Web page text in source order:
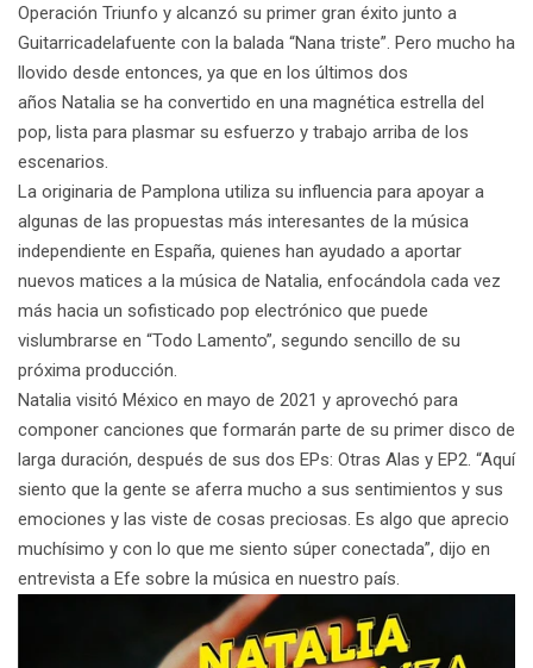
Operación Triunfo y alcanzó su primer gran éxito junto a
Guitarricadelafuente con la balada “Nana triste”. Pero mucho ha
llovido desde entonces, ya que en los últimos dos
años Natalia se ha convertido en una magnética estrella del
pop, lista para plasmar su esfuerzo y trabajo arriba de los
escenarios.
La originaria de Pamplona utiliza su influencia para apoyar a
algunas de las propuestas más interesantes de la música
independiente en España, quienes han ayudado a aportar
nuevos matices a la música de Natalia, enfocándola cada vez
más hacia un sofisticado pop electrónico que puede
vislumbrarse en “Todo Lamento”, segundo sencillo de su
próxima producción.
Natalia visitó México en mayo de 2021 y aprovechó para
componer canciones que formarán parte de su primer disco de
larga duración, después de sus dos EPs: Otras Alas y EP2. “Aquí
siento que la gente se aferra mucho a sus sentimientos y sus
emociones y las viste de cosas preciosas. Es algo que aprecio
muchísimo y con lo que me siento súper conectada”, dijo en
entrevista a Efe sobre la música en nuestro país.